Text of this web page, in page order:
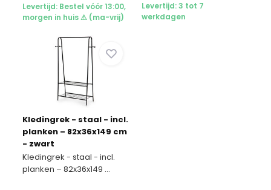
Levertijd: Bestel vóór 13:00,
morgen in huis ⚠ (ma-vrij)
Levertijd: 3 tot 7
werkdagen
Kledingrek - staal - incl.
planken – 82x36x149 cm
- zwart
Kledingrek - staal - incl.
planken – 82x36x149 ...